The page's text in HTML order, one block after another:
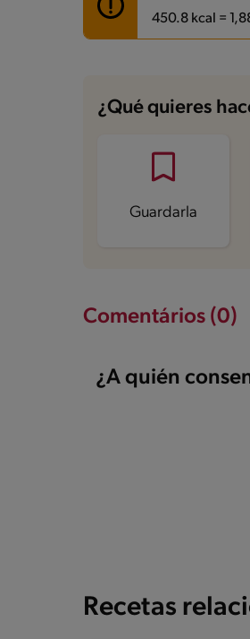
450.8 kcal =
Energía
450.8
Grasas 4.3 g
Sodio
¿Qué quieres
Guardarla
Comentários (0)
¿A quién
Recetas